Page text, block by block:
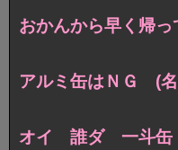
おかんから早く帰
アルミ缶はＮＧ (
オイ 誰ダ 一斗